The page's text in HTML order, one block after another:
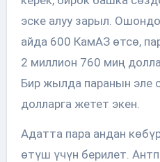
эске алуу зарыл.
айда 600 КамАЗ өтсө,
2 миллион 760 миң
Бир жылда паранын эле
долларга жетет экен.
Адатта пара андан
өтүш үчүн берилет.